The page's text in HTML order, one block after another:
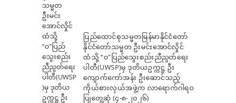
ပြည်ထောင်စုသမ္မတမြန်မာနိုင်ငံတော်
နိုင်ငံတော်သမ္မတ ဦးမင်းအောင်လှိုင်
ထံသို့ “ဝ”ပြည်သွေးစည်းညီညွတ်ရေး
ပါတီ(UWSP)မှ ဒုတိယဥက္ကဋ္ဌ ဦး
ကျောက်ကော်အန်း ဦးဆောင်သည့်
ကိုယ်စားလှယ်အဖွဲ့က လာရောက်ဂါရဝ
ပြုတွေ့ဆုံ (၄-၈-၂၀၂၆)